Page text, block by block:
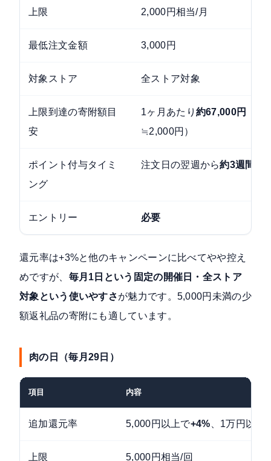
上限 2,000円相当/月
最低注文金額 3,000円
対象ストア 全ストア対象
上限到達の寄附額目
安
1ヶ月あたり 約67,000円
≒2,000円）
ポイント付与タイミ
ング
注文日の翌週から約3週間後
エントリー 必要
還元率は+3%と他のキャンペーンに比べてやや控え
めですが、 毎月1日という固定の開催日・全ストア
対象という使いやすさが魅力です。5,000円未満の少
額返礼品の寄附にも適しています。
肉の日（毎月29日）
項目 内容
追加還元率 5,000円以上で+4% 、1万円以上
上限 5,000円相当/回